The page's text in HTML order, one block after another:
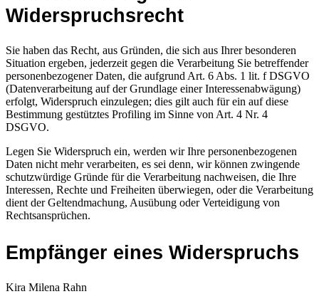
Widerspruchsrecht
Sie haben das Recht, aus Gründen, die sich aus Ihrer besonderen
Situation ergeben, jederzeit gegen die Verarbeitung Sie betreffender
personenbezogener Daten, die aufgrund Art. 6 Abs. 1 lit. f DSGVO
(Datenverarbeitung auf der Grundlage einer Interessenabwägung)
erfolgt, Widerspruch einzulegen; dies gilt auch für ein auf diese
Bestimmung gestütztes Profiling im Sinne von Art. 4 Nr. 4
DSGVO.
Legen Sie Widerspruch ein, werden wir Ihre personenbezogenen
Daten nicht mehr verarbeiten, es sei denn, wir können zwingende
schutzwürdige Gründe für die Verarbeitung nachweisen, die Ihre
Interessen, Rechte und Freiheiten überwiegen, oder die Verarbeitung
dient der Geltendmachung, Ausübung oder Verteidigung von
Rechtsansprüchen.
Empfänger eines Widerspruchs
Kira Milena Rahn